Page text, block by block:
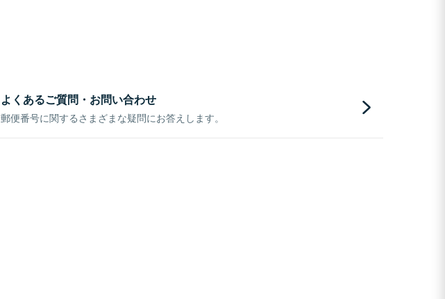
よくあるご質問・お問い合わせ
郵便番号に関するさまざまな疑問にお答えします。